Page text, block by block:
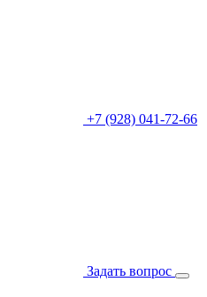
+7 (928) 041-72-66
Задать вопрос